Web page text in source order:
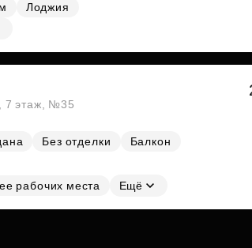
Лоджия
7 этаж, №35
Без отделки
Балкон
рабочих места
Ещё